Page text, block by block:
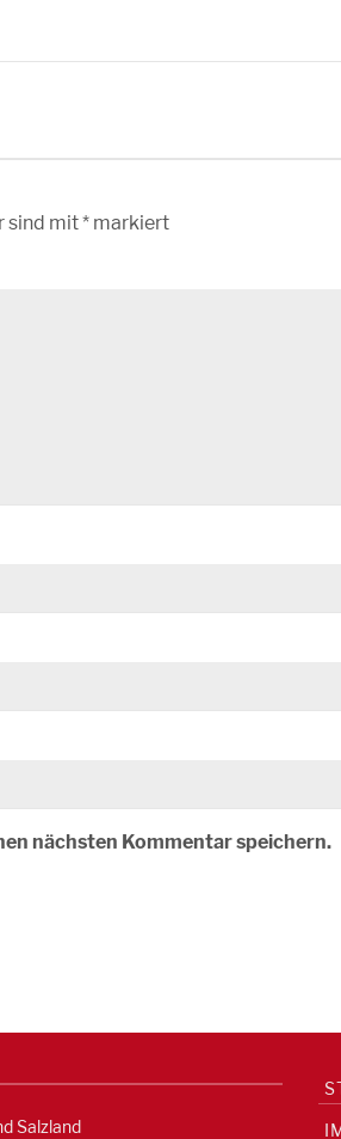
sind mit* markiert
nächsten Kommentar speichern.
Salzland